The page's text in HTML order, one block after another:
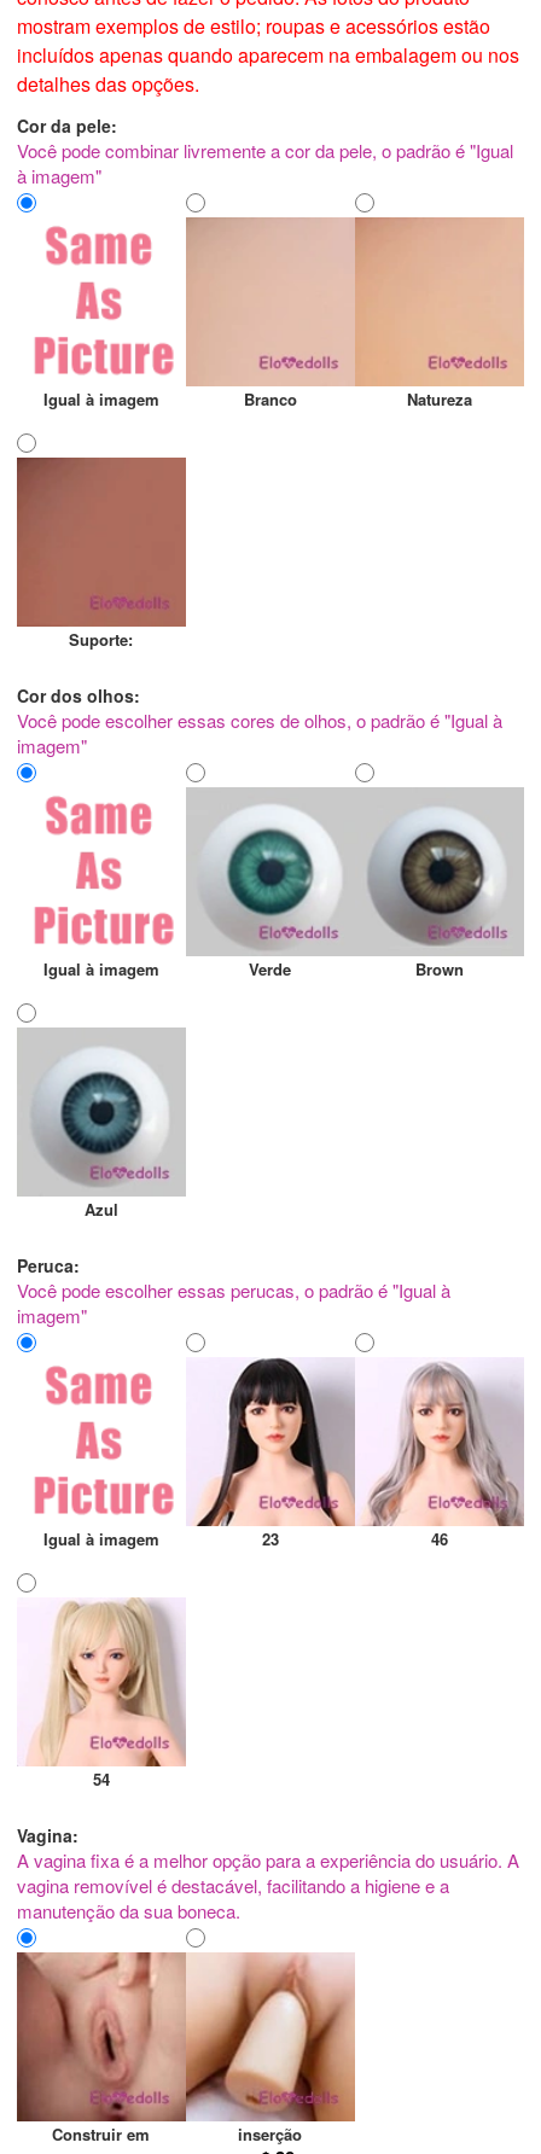
mostram exemplos de estilo; roupas e acessórios estão
incluídos apenas quando aparecem na embalagem ou nos
detalhes das opções.
Cor da pele:
Você pode combinar livremente a cor da pele, o padrão é "Igual
à imagem"
Igual à imagem Branco Natureza
Suporte:
Cor dos olhos:
Você pode escolher essas cores de olhos, o padrão é "Igual à
imagem"
Igual à imagem Verde Brown
Azul
Peruca:
Você pode escolher essas perucas, o padrão é "Igual à
imagem"
Igual à imagem 23 46
54
Vagina:
A vagina fixa é a melhor opção para a experiência do usuário. A
vagina removível é destacável, facilitando a higiene e a
manutenção da sua boneca.
Construir em inserção